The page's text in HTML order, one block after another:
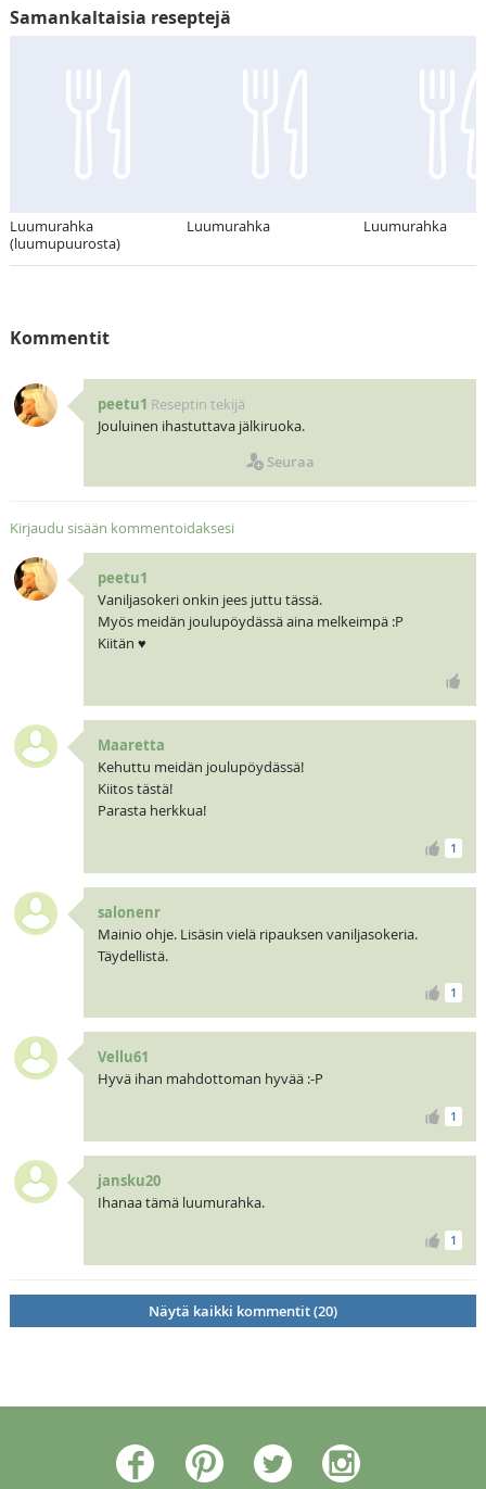
Samankaltaisia reseptejä
Luumurahka
(luumupuurosta)
Luumurahka Luumurahka
Kommentit
peetu1 Reseptin tekijä
Jouluinen ihastuttava jälkiruoka.
Seuraa
Kirjaudu sisään kommentoidaksesi
peetu1
Vaniljasokeri onkin jees juttu tässä.
Myös meidän joulupöydässä aina melkeimpä :P
Kiitän ♥
Maaretta
Kehuttu meidän joulupöydässä!
Kiitos tästä!
Parasta herkkua!
1
salonenr
Mainio ohje. Lisäsin vielä ripauksen vaniljasokeria.
Täydellistä.
1
Vellu61
Hyvä ihan mahdottoman hyvää :-P
1
jansku20
Ihanaa tämä luumurahka.
1
Näytä kaikki kommentit (20)